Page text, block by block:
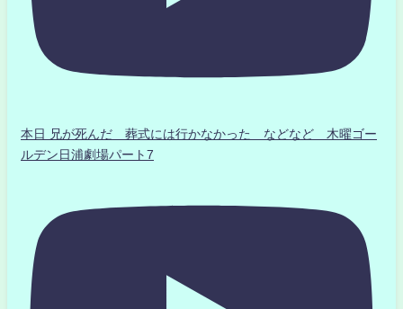
本日 兄が死んだ 葬式には行かなかった などなど 木曜ゴー
ルデン日浦劇場パート7